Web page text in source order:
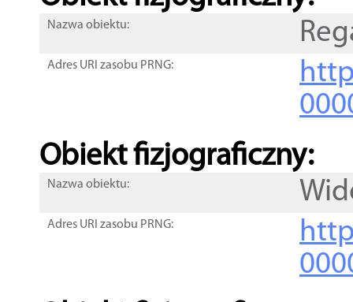
Nazwa obiektu:
Adres URI zasobu PRNG:
Obiekt fizjograficzny:
Nazwa obiektu:
Adres URI zasobu PRNG: